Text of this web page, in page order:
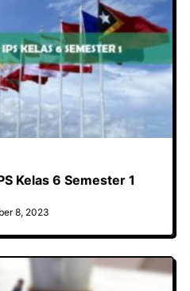
Kelas 6 Semester 1
8, 2023